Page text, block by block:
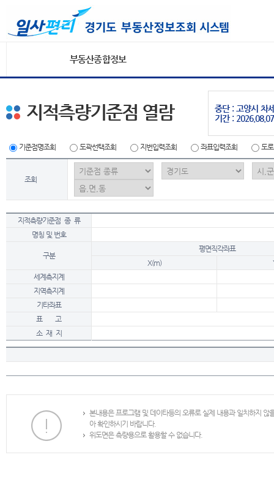
부동산종합정보
중단 : 고양시 차
기간 :
지적측량기준점 열람
기준점명조회 도곽선택조회 지번입력조회 좌표입력조회 도
조회
지적측량기준점 종 류
명칭 및 번호
구분
평면직각좌표
X(m)
세계측지계
지역측지계
기타좌표
표 고
소 재 지
본내용은 프로그램 및 데이타등의 오류로 실제 내용과 일치하지
아 확인하시기 바랍니다.
위도면은 측량용으로 활용할 수 없습니다.